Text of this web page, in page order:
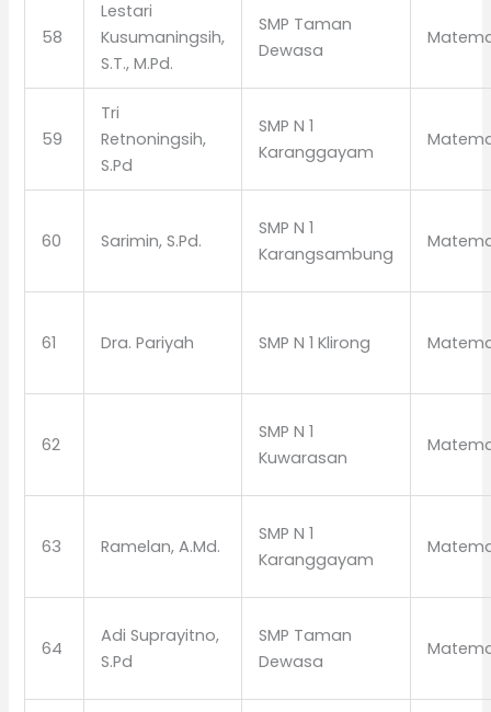
58
Lestari
Kusumaningsih,
S.T., M.Pd.
SMP Taman
Dewasa
59
Tri
Retnoningsih,
S.Pd
SMP N 1
Karanggayam
60 Sarimin, S.Pd.
SMP N 1
Karangsambung
61 Dra. Pariyah SMP N 1 Klirong
62
SMP N 1
Kuwarasan
63 Ramelan, A.Md.
SMP N 1
Karanggayam
64
Adi Suprayitno,
S.Pd
SMP Taman
Dewasa